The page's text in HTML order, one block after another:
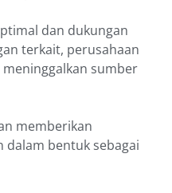
dan dukungan
terkait, perusahaan
sumber
memberikan
dalam bentuk sebagai